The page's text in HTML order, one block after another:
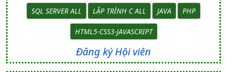
SQL SERVER ALL LẬP TRÌNH C ALL JAVA PHP
HTML5-CSS3-JAVASCRIPT
Đăng ký Hội viên